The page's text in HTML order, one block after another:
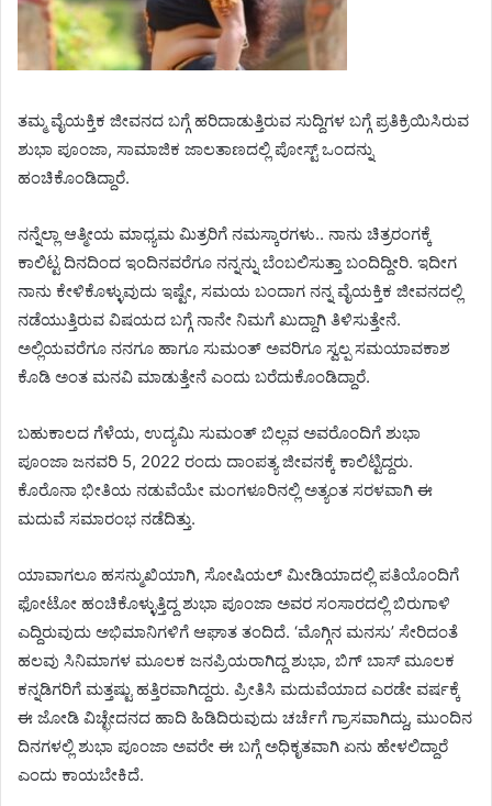
ತಮ್ಮ ವೈಯಕ್ತಿಕ ಜೀವನದ ಬಗ್ಗೆ ಹರಿದಾಡುತ್ತಿರುವ ಸುದ್ದಿಗಳ ಬಗ್ಗೆ ಪ್ರತಿಕ್ರಿಯಿಸಿರುವ
ಶುಭಾ ಪೂಂಜಾ, ಸಾಮಾಜಿಕ ಜಾಲತಾಣದಲ್ಲಿ ಪೋಸ್ಟ್ ಒಂದನ್ನು
ಹಂಚಿಕೊಂಡಿದ್ದಾರೆ.
ನನ್ನೆಲ್ಲಾ ಆತ್ಮೀಯ ಮಾಧ್ಯಮ ಮಿತ್ರರಿಗೆ ನಮಸ್ಕಾರಗಳು.. ನಾನು ಚಿತ್ರರಂಗಕ್ಕೆ
ಕಾಲಿಟ್ಟ ದಿನದಿಂದ ಇಂದಿನವರೆಗೂ ನನ್ನನ್ನು ಬೆಂಬಲಿಸುತ್ತಾ ಬಂದಿದ್ದೀರಿ. ಇದೀಗ
ನಾನು ಕೇಳಿಕೊಳ್ಳುವುದು ಇಷ್ಟೇ, ಸಮಯ ಬಂದಾಗ ನನ್ನ ವೈಯಕ್ತಿಕ ಜೀವನದಲ್ಲಿ
ನಡೆಯುತ್ತಿರುವ ವಿಷಯದ ಬಗ್ಗೆ ನಾನೇ ನಿಮಗೆ ಖುದ್ದಾಗಿ ತಿಳಿಸುತ್ತೇನೆ.
ಅಲ್ಲಿಯವರೆಗೂ ನನಗೂ ಹಾಗೂ ಸುಮಂತ್ ಅವರಿಗೂ ಸ್ವಲ್ಪ ಸಮಯಾವಕಾಶ
ಕೊಡಿ ಅಂತ ಮನವಿ ಮಾಡುತ್ತೇನೆ ಎಂದು ಬರೆದುಕೊಂಡಿದ್ದಾರೆ.
ಬಹುಕಾಲದ ಗೆಳೆಯ, ಉದ್ಯಮಿ ಸುಮಂತ್ ಬಿಲ್ಲವ ಅವರೊಂದಿಗೆ ಶುಭಾ
ಪೂಂಜಾ ಜನವರಿ 5, 2022 ರಂದು ದಾಂಪತ್ಯ ಜೀವನಕ್ಕೆ ಕಾಲಿಟ್ಟಿದ್ದರು.
ಕೊರೊನಾ ಭೀತಿಯ ನಡುವೆಯೇ ಮಂಗಳೂರಿನಲ್ಲಿ ಅತ್ಯಂತ ಸರಳವಾಗಿ ಈ
ಮದುವೆ ಸಮಾರಂಭ ನಡೆದಿತ್ತು.
ಯಾವಾಗಲೂ ಹಸನ್ಮುಖಿಯಾಗಿ, ಸೋಷಿಯಲ್ ಮೀಡಿಯಾದಲ್ಲಿ ಪತಿಯೊಂದಿಗೆ
ಫೋಟೋ ಹಂಚಿಕೊಳ್ಳುತ್ತಿದ್ದ ಶುಭಾ ಪೂಂಜಾ ಅವರ ಸಂಸಾರದಲ್ಲಿ ಬಿರುಗಾಳಿ
ಎದ್ದಿರುವುದು ಅಭಿಮಾನಿಗಳಿಗೆ ಆಘಾತ ತಂದಿದೆ. ‘ಮೊಗ್ಗಿನ ಮನಸು’ ಸೇರಿದಂತೆ
ಹಲವು ಸಿನಿಮಾಗಳ ಮೂಲಕ ಜನಪ್ರಿಯರಾಗಿದ್ದ ಶುಭಾ, ಬಿಗ್ ಬಾಸ್ ಮೂಲಕ
ಕನ್ನಡಿಗರಿಗೆ ಮತ್ತಷ್ಟು ಹತ್ತಿರವಾಗಿದ್ದರು. ಪ್ರೀತಿಸಿ ಮದುವೆಯಾದ ಎರಡೇ ವರ್ಷಕ್ಕೆ
ಈ ಜೋಡಿ ವಿಚ್ಛೇದನದ ಹಾದಿ ಹಿಡಿದಿರುವುದು ಚರ್ಚೆಗೆ ಗ್ರಾಸವಾಗಿದ್ದು, ಮುಂದಿನ
ದಿನಗಳಲ್ಲಿ ಶುಭಾ ಪೂಂಜಾ ಅವರೇ ಈ ಬಗ್ಗೆ ಅಧಿಕೃತವಾಗಿ ಏನು ಹೇಳಲಿದ್ದಾರೆ
ಎಂದು ಕಾಯಬೇಕಿದೆ.